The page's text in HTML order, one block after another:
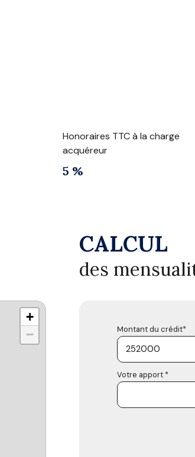
Honoraires TTC à la charge
acquéreur
5 %
+
−
CALCUL
des
Montant du crédit*
Votre apport *